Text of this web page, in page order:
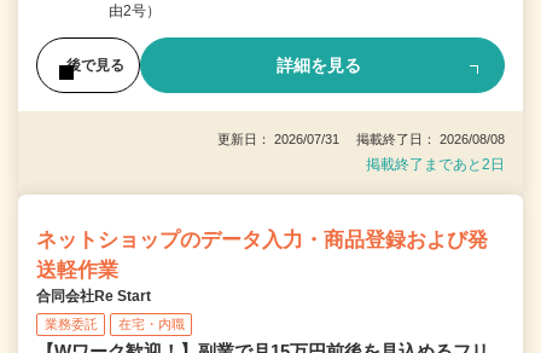
由2号）
後で見る 詳細を見る
更新日： 2026/07/31 掲載終了日： 2026/08/08
掲載終了まであと2日
ネットショップのデータ入力・商品登録および発
送軽作業
合同会社Re Start
業務委託 在宅・内職